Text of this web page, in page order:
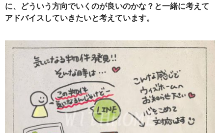
に、どういう方向でいくのが良いのかな？と一緒に考えて
アドバイスしていきたいと考えています。